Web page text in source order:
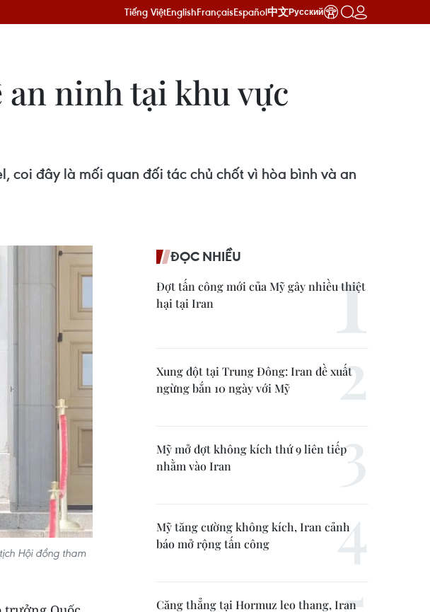
Tiếng ViệtEnglishFrançaisEspañol中文Русский
an ninh tại khu vực
coi đây là mối quan đối tác chủ chốt vì hòa bình và an
Hội đồng tham
ĐỌC NHIỀU
Đợt tấn công mới của Mỹ gây nhiều thiệt
hại tại Iran
Xung đột tại Trung Đông: Iran đề xuất
ngừng bắn 10 ngày với Mỹ
Mỹ mở đợt không kích thứ 9 liên tiếp
nhằm vào Iran
Mỹ tăng cường không kích, Iran cảnh
báo mở rộng tấn công
Căng thẳng tại Hormuz leo thang, Iran